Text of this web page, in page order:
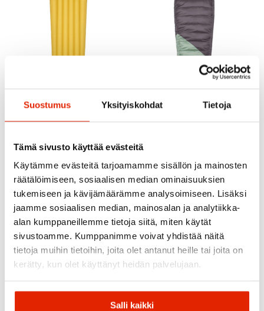
Suostumus Yksityiskohdat Tietoja
Tämä sivusto käyttää evästeitä
Käytämme evästeitä tarjoamamme sisällön ja mainosten
räätälöimiseen, sosiaalisen median ominaisuuksien
tukemiseen ja kävijämäärämme analysoimiseen. Lisäksi
jaamme sosiaalisen median, mainosalan ja analytiikka-
alan kumppaneillemme tietoja siitä, miten käytät
sivustoamme. Kumppanimme voivat yhdistää näitä
tietoja muihin tietoihin, joita olet antanut heille tai joita on
kerätty, kun olet käyttänyt heidän palvelujaan.
Salli kaikki
RAB
220,00€
Rab Ionosphere 5 Sleep
Mat Long Wide
200,00€
Rab Radeon W
Synthetic -6°C Sleeping